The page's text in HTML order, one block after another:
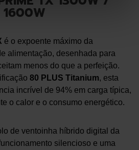
1600W
é o expoente máximo da
alimentação, desenhada para
menos do que a perfeição.
80 PLUS Titanium, esta
incrível de 94% em carga típica,
o calor e o consumo energético.
de ventoinha híbrido digital da
silencioso e uma